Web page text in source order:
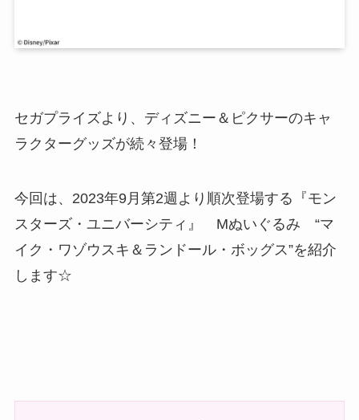
セガプライズより、ディズニー＆ピクサーのキャ
ラクターグッズが続々登場！
今回は、2023年9月第2週より順次登場する『モン
スターズ・ユニバーシティ』 Mぬいぐるみ “マ
イク・ワゾウスキ＆ランドール・ボッグス”を紹介
します☆